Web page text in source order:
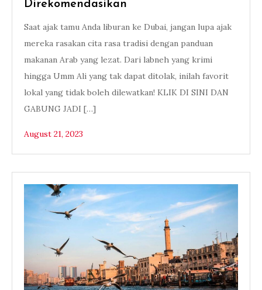
Direkomendasikan
Saat ajak tamu Anda liburan ke Dubai, jangan lupa ajak
mereka rasakan cita rasa tradisi dengan panduan
makanan Arab yang lezat. Dari labneh yang krimi
hingga Umm Ali yang tak dapat ditolak, inilah favorit
lokal yang tidak boleh dilewatkan! KLIK DI SINI DAN
GABUNG JADI […]
August 21, 2023